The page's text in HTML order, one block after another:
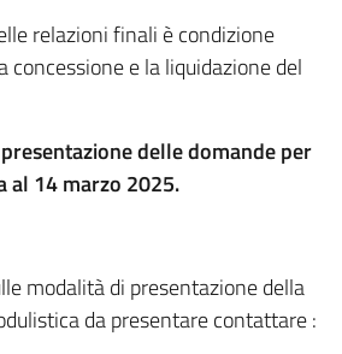
relazioni finali è condizione
concessione e la liquidazione del
delle domande per
al 14 marzo 2025.
modalità di presentazione della
da presentare contattare :